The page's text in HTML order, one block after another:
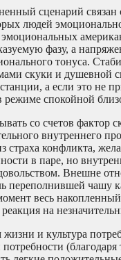
сценарий
людей
фазу, а
тонуса.
скуки и душевной
а если это не
спокойной
со счетов фактор
внутреннего
страха конфликта,
в паре, но
Внешне
переполнившей чашу
весь
реакция на
и культура
потребности